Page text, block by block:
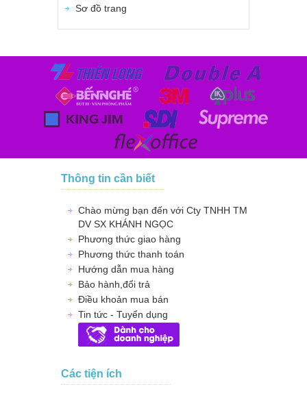
Sơ đồ trang
Thông tin cần biết
Chào mừng bạn đến với Cty TNHH TM
DV SX KHÁNH NGỌC
Phương thức giao hàng
Phương thức thanh toán
Hướng dẫn mua hàng
Bảo hành,đổi trả
Điều khoản mua bán
Tin tức - Tuyển dụng
Các tiện ích